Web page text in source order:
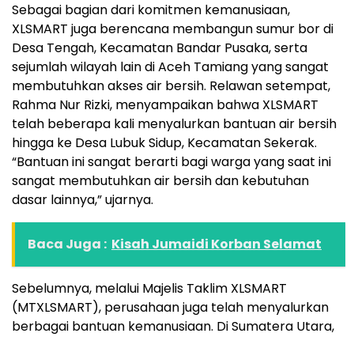
Sebagai bagian dari komitmen kemanusiaan,
XLSMART juga berencana membangun sumur bor di
Desa Tengah, Kecamatan Bandar Pusaka, serta
sejumlah wilayah lain di Aceh Tamiang yang sangat
membutuhkan akses air bersih. Relawan setempat,
Rahma Nur Rizki, menyampaikan bahwa XLSMART
telah beberapa kali menyalurkan bantuan air bersih
hingga ke Desa Lubuk Sidup, Kecamatan Sekerak.
“Bantuan ini sangat berarti bagi warga yang saat ini
sangat membutuhkan air bersih dan kebutuhan
dasar lainnya,” ujarnya.
Baca Juga : Kisah Jumaidi Korban Selamat
Sebelumnya, melalui Majelis Taklim XLSMART
(MTXLSMART), perusahaan juga telah menyalurkan
berbagai bantuan kemanusiaan. Di Sumatera Utara,